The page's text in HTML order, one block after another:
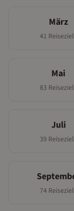
März
41
Mai
83
Juli
39
74